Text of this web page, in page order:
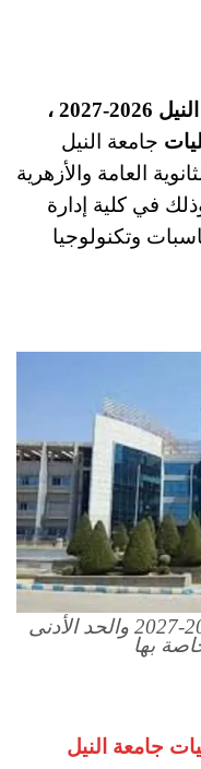
ننشر لكم أسعار مصاريف جامعة النيل 2026-2027 ،
جامعة النيل
العامة والأزهرية
في كلية إدارة
وتكنولوجيا
أسعار مصاريف جامعة النيل 2026-2027 والحد الأدنى
بها
جامعة النيل